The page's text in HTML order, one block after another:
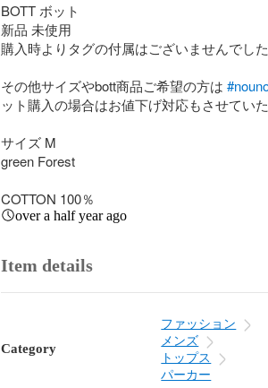
BOTT ボット
新品 未使用
購入時よりタグの付属はございませんでした
その他サイズやbott商品ご希望の方は
ット購入の場合はお値下げ対応もさせていた
サイズ M
green Forest
COTTON 100％
over a half year ago
Item details
Category
ファッション
メンズ
トップス
パーカー